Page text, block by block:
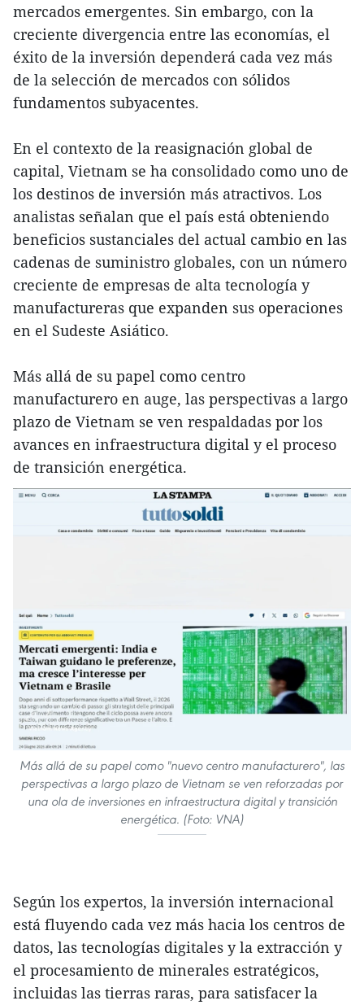
mercados emergentes. Sin embargo, con la
creciente divergencia entre las economías, el
éxito de la inversión dependerá cada vez más
de la selección de mercados con sólidos
fundamentos subyacentes.
En el contexto de la reasignación global de
capital, Vietnam se ha consolidado como uno de
los destinos de inversión más atractivos. Los
analistas señalan que el país está obteniendo
beneficios sustanciales del actual cambio en las
cadenas de suministro globales, con un número
creciente de empresas de alta tecnología y
manufactureras que expanden sus operaciones
en el Sudeste Asiático.
Más allá de su papel como centro
manufacturero en auge, las perspectivas a largo
plazo de Vietnam se ven respaldadas por los
avances en infraestructura digital y el proceso
de transición energética.
Más allá de su papel como "nuevo centro manufacturero", las
perspectivas a largo plazo de Vietnam se ven reforzadas por
una ola de inversiones en infraestructura digital y transición
energética. (Foto: VNA)
Según los expertos, la inversión internacional
está fluyendo cada vez más hacia los centros de
datos, las tecnologías digitales y la extracción y
el procesamiento de minerales estratégicos,
incluidas las tierras raras, para satisfacer la